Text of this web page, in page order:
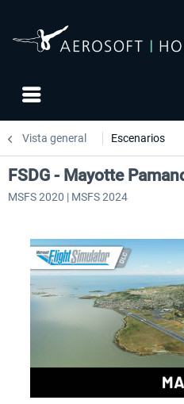
Vista general Escenarios
FSDG - Mayotte
MSFS 2020 | MSFS 2024